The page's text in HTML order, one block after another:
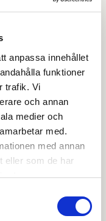
anpassa innehållet
funktioner
trafik. Vi
och annan
medier och
med.
med annan
eller som de har
finnas
Vi jobbar
är så
samt